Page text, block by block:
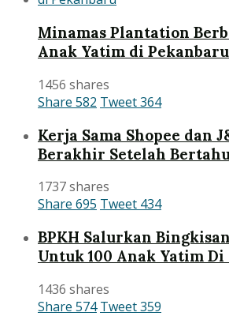
Minamas Plantation
Anak Yatim di Pekanbaru
1456 shares
Share 582 Tweet364
Kerja Sama Shopee dan
Berakhir Setelah
1737 shares
Share 695 Tweet 434
BPKH Salurkan
Untuk 100 Anak Yatim
1436 shares
Share 574 Tweet359